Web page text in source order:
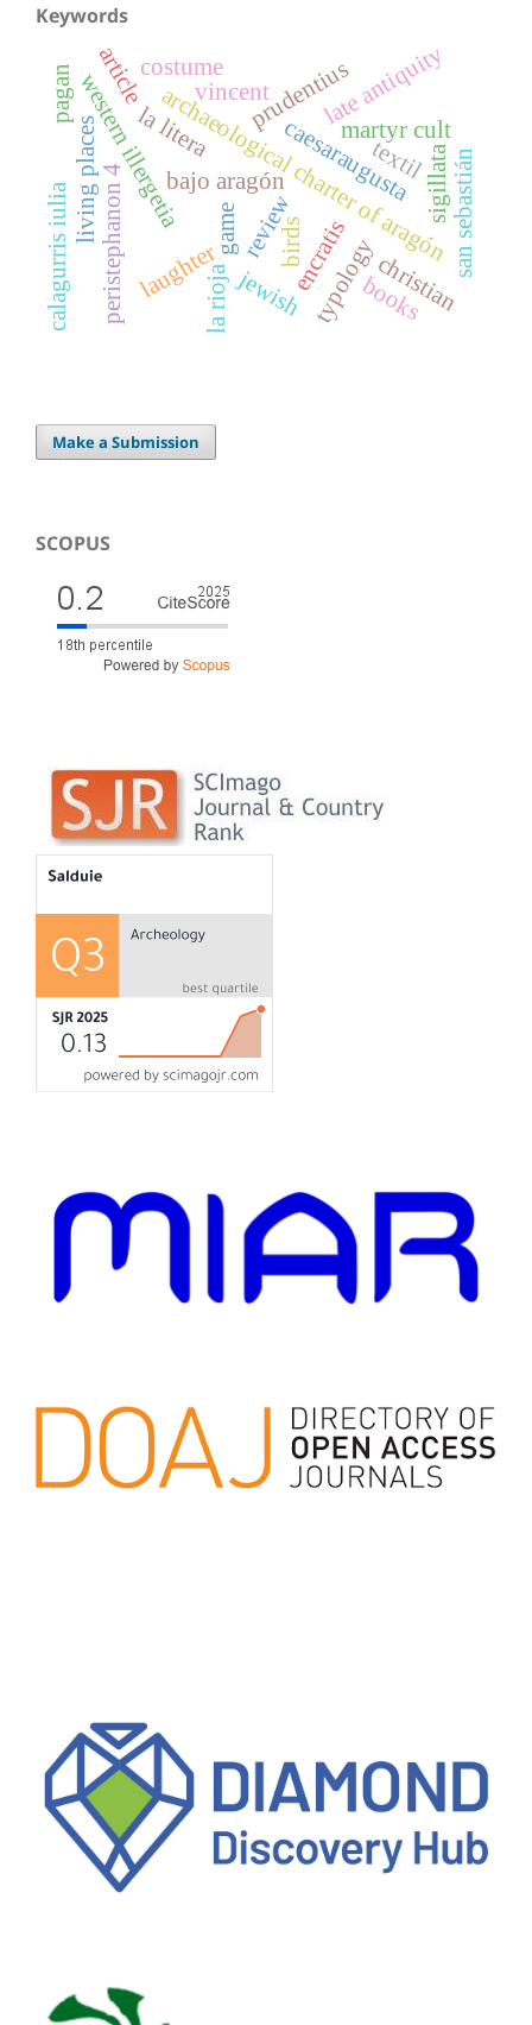
Keywords
archaeological charter of aragón
bajo aragón
western illergetia san sebastián
la litera
birds
prudentius
peristephanon 4
caesaraugusta
martyr cult
encratis
vincent
living places review
game
laughter
sigillata
late antiquity
typology
pagan
christian
jewish
calagurris iulia la rioja books
article
textil
costume
Make a Submission
SCOPUS